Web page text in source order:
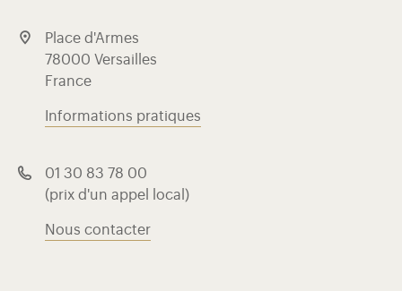
Place d'Armes
78000 Versailles
France
Informations pratiques
01 30 83 78 00
(prix d'un appel local)
Nous contacter